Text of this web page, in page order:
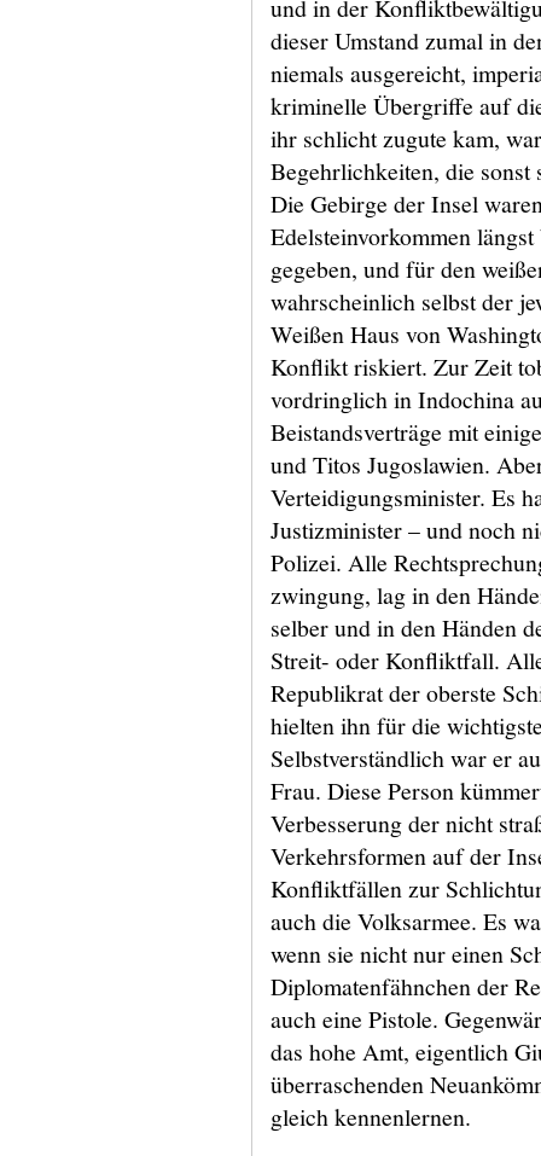
und in der
dieser Umstand zumal in
niemals ausgereicht,
kriminelle Übergriffe auf
ihr schlicht zugute kam,
Begehrlichkeiten, die
Die Gebirge der Insel
Edelsteinvorkommen
gegeben, und für den
wahrscheinlich selbst der
Weißen Haus von
Konflikt riskiert. Zur Zeit
vordringlich in Indochina
Beistandsverträge mit
und Titos Jugoslawien.
Verteidigungsminister. Es
Justizminister – und noch
Polizei. Alle
zwingung, lag in den
selber und in den Händen
Streit- oder Konfliktfall.
Republikrat der oberste
hielten ihn für die
Selbstverständlich war er
Frau. Diese Person
Verbesserung der nicht
Verkehrsformen auf der
Konfliktfällen zur
auch die Volksarmee. Es
wenn sie nicht nur einen
Diplomatenfähnchen der
auch eine Pistole.
das hohe Amt, eigentlich
überraschenden
gleich kennenlernen.